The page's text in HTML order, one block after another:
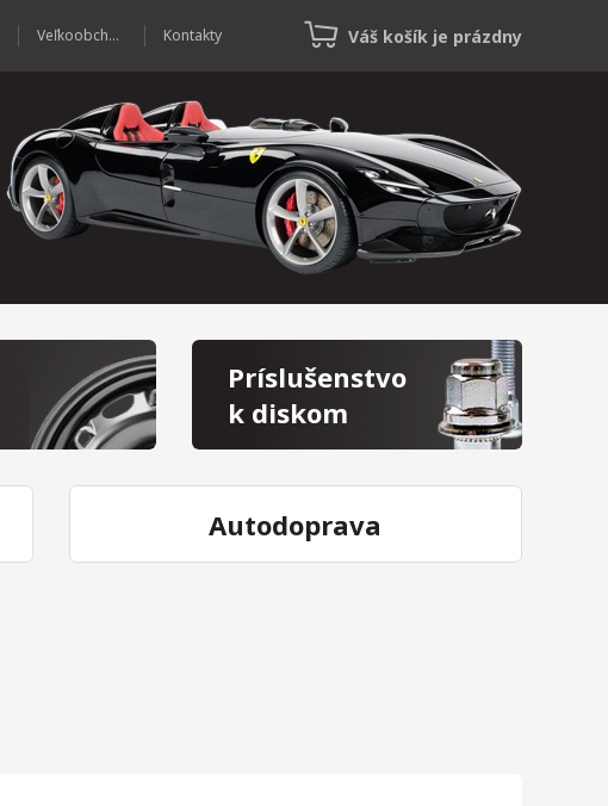
Veľkoobchod Kontakty Váš košík je prázdny
Príslušenstvo
k diskom
Autodoprava